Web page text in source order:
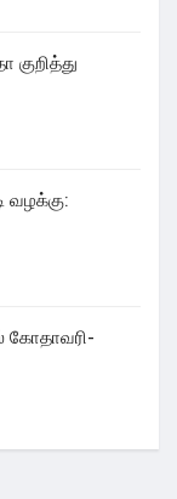
வழக்கு:
கோதாவரி-